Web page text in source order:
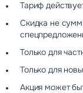
Тариф
Скидка не
Только для
Только для
Акция может
Новости
Вакансии